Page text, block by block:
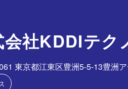
会社KDDIテク
東京都江東区豊洲5-5-13豊洲